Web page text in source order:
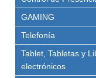
GAMING
Telefonía
Tablet, Tabletas y
electrónicos